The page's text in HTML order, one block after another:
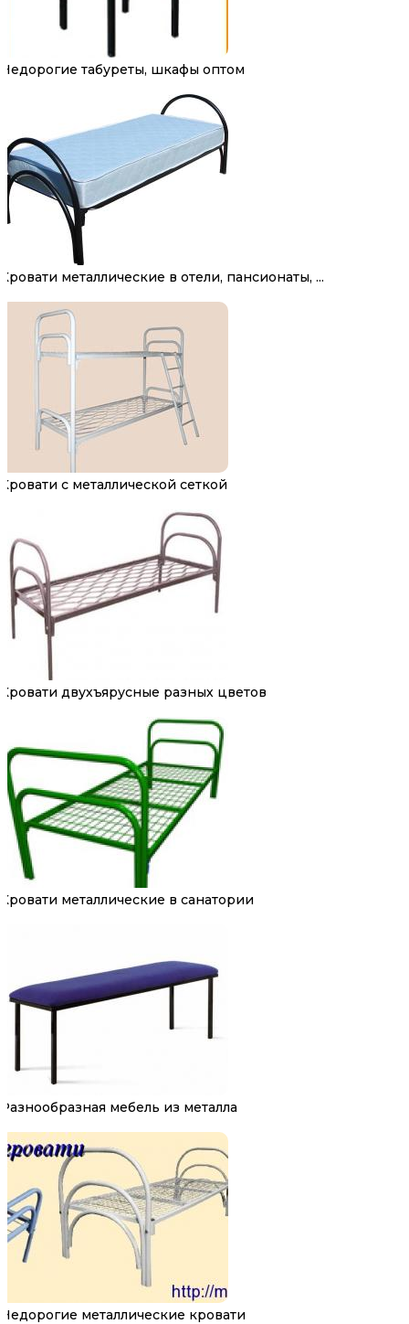
Недорогие табуреты, шкафы оптом
Кровати металлические в отели, пансионаты, ...
Кровати с металлической сеткой
Кровати двухъярусные разных цветов
Кровати металлические в санатории
Разнообразная мебель из металла
Недорогие металлические кровати